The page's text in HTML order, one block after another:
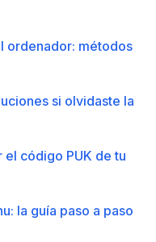
ordenador: métodos
si olvidaste la
código PUK de tu
la guía paso a paso